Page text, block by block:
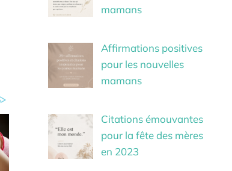
mamans
Affirmations positives
pour les nouvelles
mamans
Citations émouvantes
pour la fête des mères
en 2023